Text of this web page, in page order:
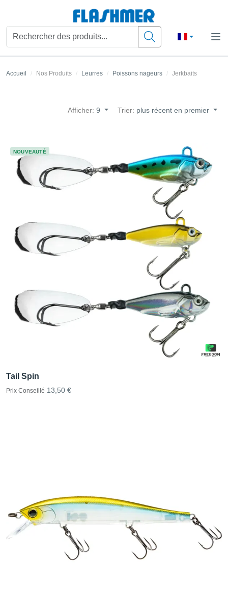
Accueil Nos Produits Leurres Poissons nageurs Jerkbaits
Afficher:9 Trier: plus récent en premier
NOUVEAUTÉ
Tail Spin
Prix Conseillé 13,50 €